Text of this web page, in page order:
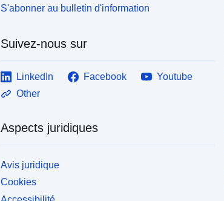
S'abonner au bulletin d'information
Suivez-nous sur
LinkedIn Facebook
Youtube
Other
Aspects juridiques
Avis juridique
Cookies